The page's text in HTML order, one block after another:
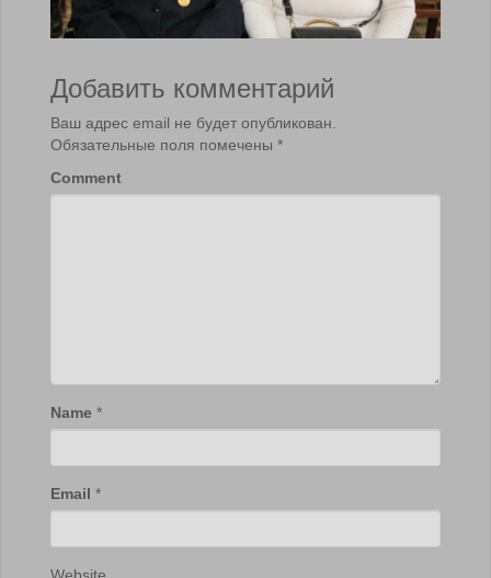
Добавить комментарий
Ваш адрес email не будет опубликован.
Обязательные поля помечены *
Comment
Name *
Email *